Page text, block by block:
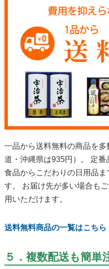
一品から送料無料の商品を
道・沖縄県は935円）。 定番
食品からこだわりの日用品
す。 お届け先が多い場合も
用いただけます。
送料無料商品の一覧はこちら
５．複数配送も簡単